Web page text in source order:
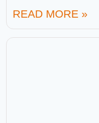
READ MORE »